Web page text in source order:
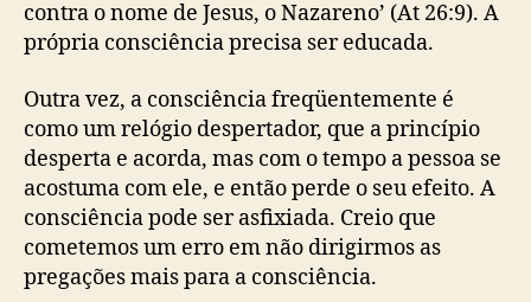
contra o nome de Jesus, o Nazareno’ (At 26:9). A
própria consciência precisa ser educada.
Outra vez, a consciência freqüentemente é
como um relógio despertador, que a princípio
desperta e acorda, mas com o tempo a pessoa se
acostuma com ele, e então perde o seu efeito. A
consciência pode ser asfixiada. Creio que
cometemos um erro em não dirigirmos as
pregações mais para a consciência.